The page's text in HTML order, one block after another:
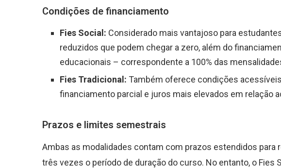
Condições de financiamento
Fies Social: Considerado mais vantajoso para
reduzidos que podem chegar a zero, além do
educacionais – correspondente a 100% das
Fies Tradicional: Também oferece condições
financiamento parcial e juros mais elevados em relação
Prazos e limites semestrais
Ambas as modalidades contam com prazos estendidos para
três vezes o período de duração do curso. No entanto, o Fies